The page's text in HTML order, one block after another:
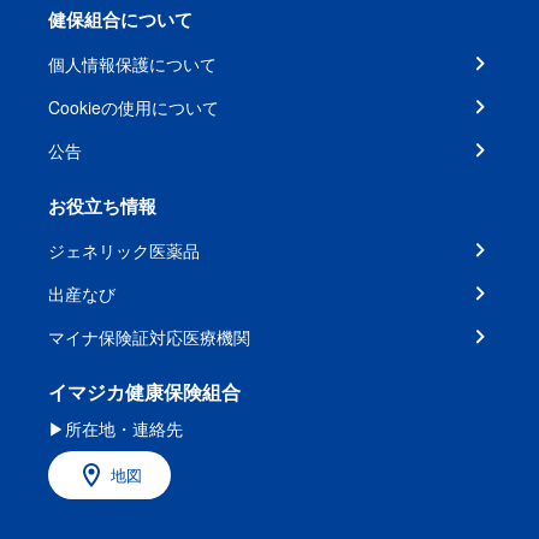
健保組合について
個人情報保護について
Cookieの使用について
公告
お役立ち情報
ジェネリック医薬品
出産なび
マイナ保険証対応医療機関
イマジカ健康保険組合
▶所在地・連絡先
地図